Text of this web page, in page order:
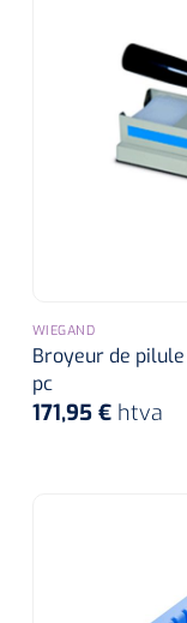
WIEGAND
Broyeur de
pc
171,95 € htva